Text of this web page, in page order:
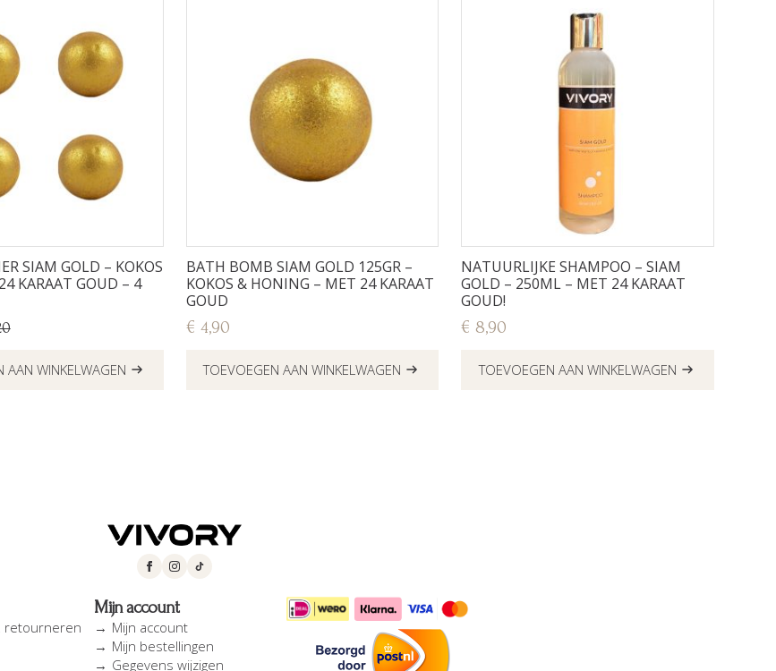
SIAM GOLD – KOKOS
KARAAT GOUD – 4
AAN WINKELWAGEN
BATH BOMB SIAM GOLD 125GR –
KOKOS & HONING – MET 24 KARAAT
GOUD
€ 4,90
TOEVOEGEN AAN WINKELWAGEN
NATUURLIJKE SHAMPOO – SIAM
GOLD – 250ML – MET 24 KARAAT
GOUD!
€ 8,90
TOEVOEGEN AAN WINKELWAGEN
retourneren
Mijn account
Mijn account
Mijn bestellingen
Gegevens wijzigen